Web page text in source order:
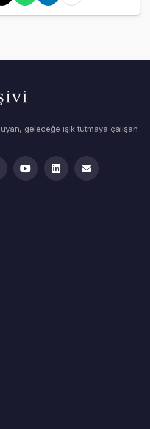
geleceğe ışık tutmaya çalışan